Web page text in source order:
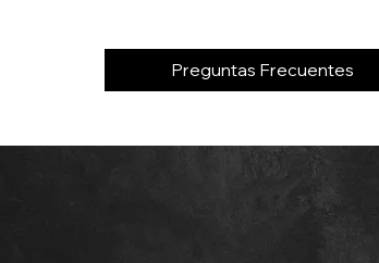
Preguntas Frecuentes